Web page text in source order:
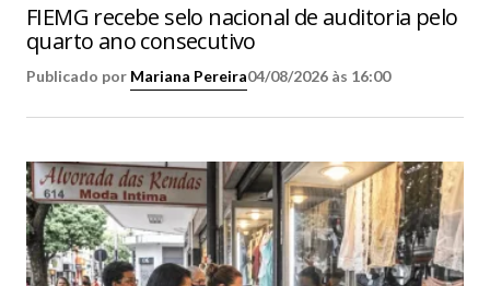
FIEMG recebe selo nacional de auditoria pelo
quarto ano consecutivo
Publicado por Mariana Pereira04/08/2026 às 16:00